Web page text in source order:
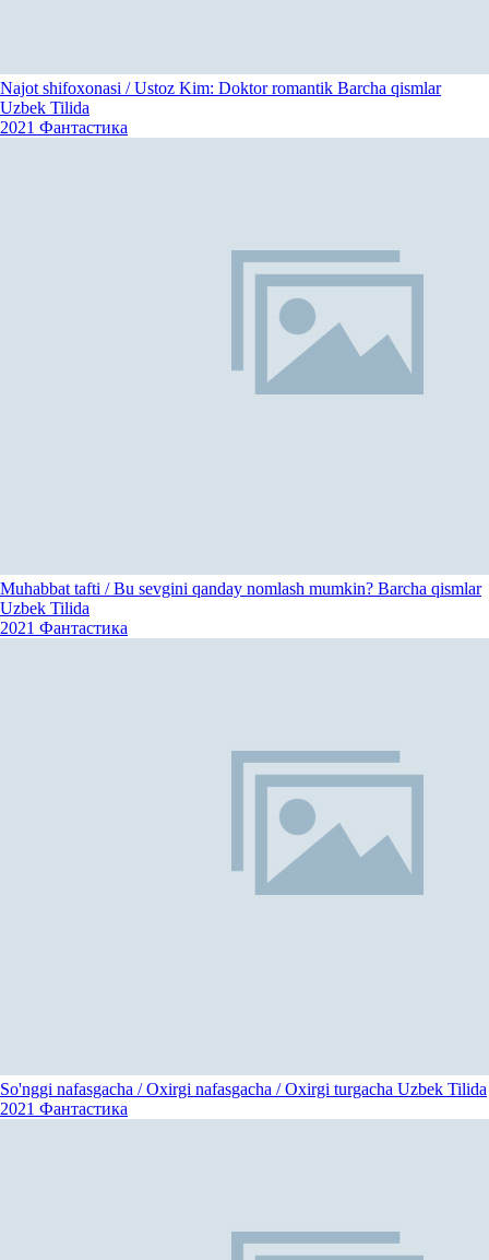
Najot shifoxonasi / Ustoz Kim: Doktor romantik Barcha qismlar
Uzbek Tilida
2021 Фантастика
Muhabbat tafti / Bu sevgini qanday nomlash mumkin? Barcha qismlar
Uzbek Tilida
2021 Фантастика
So'nggi nafasgacha / Oxirgi nafasgacha / Oxirgi turgacha Uzbek Tilida
2021 Фантастика